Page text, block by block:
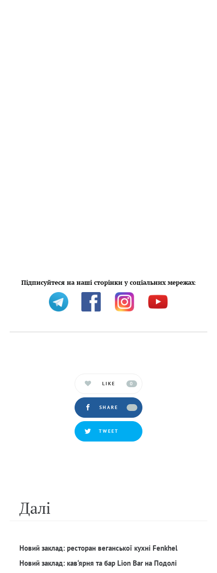
Підписуйтеся на наші сторінки у соціальних мережах:
LIKE 0
SHARE
TWEET
Далi
Новий заклад: ресторан веганської кухні Fenkhel
Новий заклад: кав‘ярня та бар Lion Bar на Подолі